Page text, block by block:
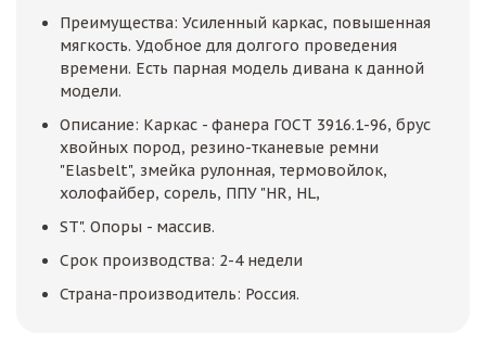
Преимущества: Усиленный каркас, повышенная
мягкость. Удобное для долгого проведения
времени. Есть парная модель дивана к данной
модели.
Описание: Каркас - фанера ГОСТ 3916.1-96, брус
хвойных пород, резино-тканевые ремни
"Elasbelt", змейка рулонная, термовойлок,
холофайбер, сорель, ППУ "HR, HL,
ST". Опоры - массив.
Срок производства: 2-4 недели
Страна-производитель: Россия.